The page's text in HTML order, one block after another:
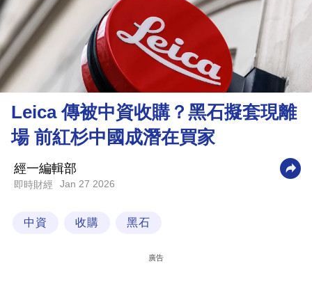
資
樓
市
理
財
商
科
Leica 傳被中資收購？黑石擬套現離
場 前紅杉中國成潛在買家
經一編輯部
即時財經 Jan 27 2026
中資 收購 黑石
廣告